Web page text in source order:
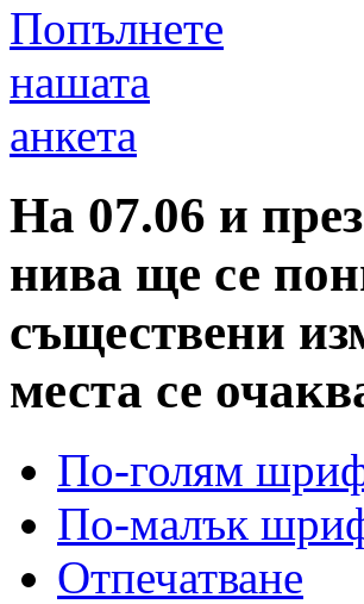
Попълнете
нашата
анкета
На 07.06 и
нива ще се
съществени
места се
По-голям
По-малък
Отпечатване